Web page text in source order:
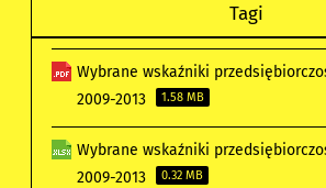
Tagi
Wybrane wskaźniki
2009-2013
1.58 MB
Wybrane wskaźniki
2009-2013
0.32 MB